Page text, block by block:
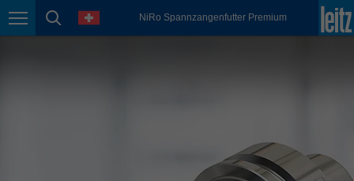
Seitennavigation
Seitensuche
SpracheNiRo Spannzangenfutter Premium
México